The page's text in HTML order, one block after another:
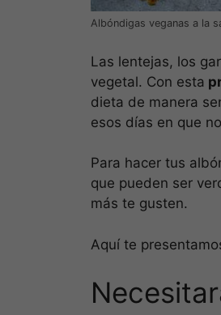
Albóndigas veganas a la
Las lentejas, los
vegetal. Con esta
dieta de manera
esos días en que
Para hacer tus
que pueden ser
más te gusten.
Aquí te